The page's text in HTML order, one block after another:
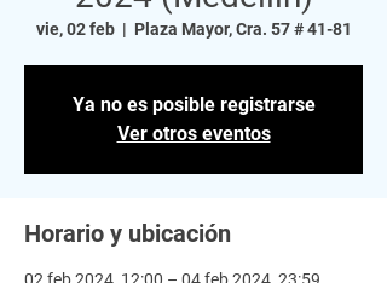
vie, 02 feb
  |
Plaza Mayor, Cra. 57 # 41-81
Ya no es posible registrarse
Ver otros eventos
Horario y ubicación